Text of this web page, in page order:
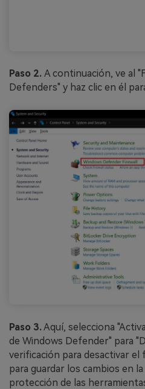
Paso 2. A continuación, ve al
Defenders" y haz clic en él
Paso 3.Aquí, selecciona
de Windows Defender" para
verificación para desactivar el
para guardar los cambios en
protección de las